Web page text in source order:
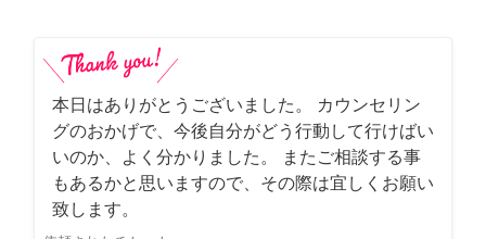
本日はありがとうございました。 カウンセリン
グのおかげで、今後自分がどう行動して行けばい
いのか、よく分かりました。 またご相談する事
もあるかと思いますので、その際は宜しくお願い
致します。